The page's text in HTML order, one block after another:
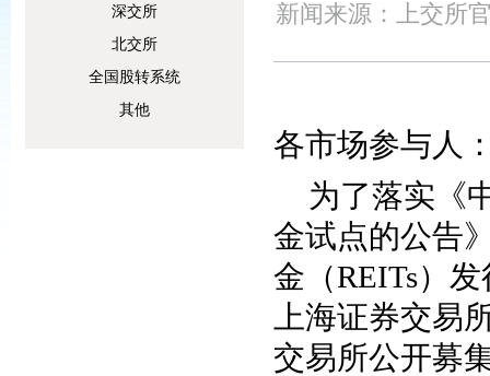
深交所
北交所
全国股转系统
其他
新闻来源：上交所
各市场参与人
为了落实《
金试点的公告
金（REITs）
上海证券交易
交易所公开募